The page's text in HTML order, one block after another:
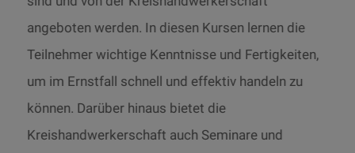
angeboten werden. In diesen Kursen lernen die
Teilnehmer wichtige Kenntnisse und Fertigkeiten,
um im Ernstfall schnell und effektiv handeln zu
können. Darüber hinaus bietet die
Kreishandwerkerschaft auch Seminare und